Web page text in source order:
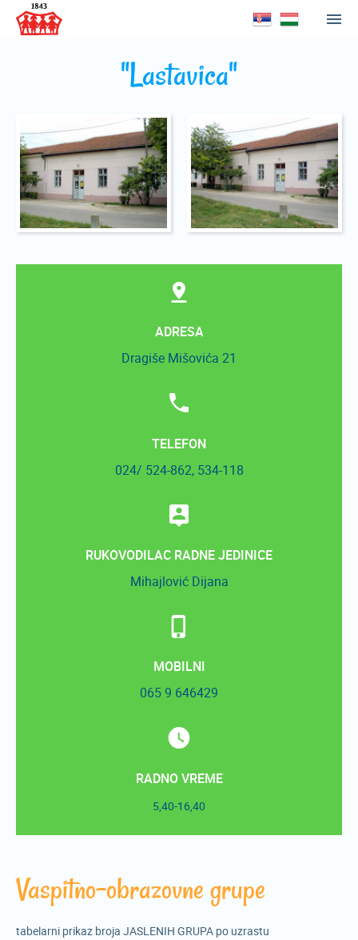
"Lastavica"
ADRESA
Dragiše Mišovića 21
TELEFON
024/ 524-862, 534-118
RUKOVODILAC RADNE JEDINICE
Mihajlović Dijana
MOBILNI
065 9 646429
RADNO VREME
5,40-16,40
Vaspitno-obrazovne grupe
tabelarni prikaz broja JASLENIH GRUPA po uzrastu